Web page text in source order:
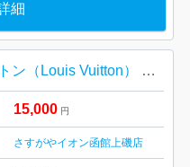
細
ルイ・ヴィトン（Louis Vuitton） モノグラム・ヴェルニ リード【イオン函館上磯店】
15,000 円
さすがやイオン函館上磯店